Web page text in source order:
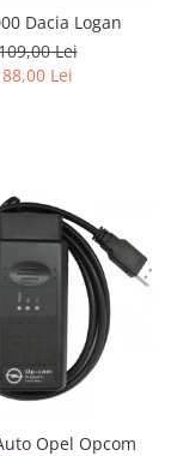
Dacia Logan
Lei
88,00 Lei
Opel Opcom